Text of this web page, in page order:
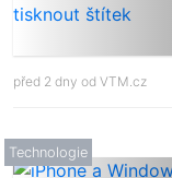
před 2 dny od VTM.cz
Technologie